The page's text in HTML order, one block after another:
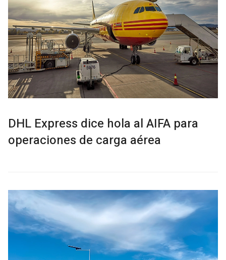
DHL Express dice hola al AIFA para
operaciones de carga aérea